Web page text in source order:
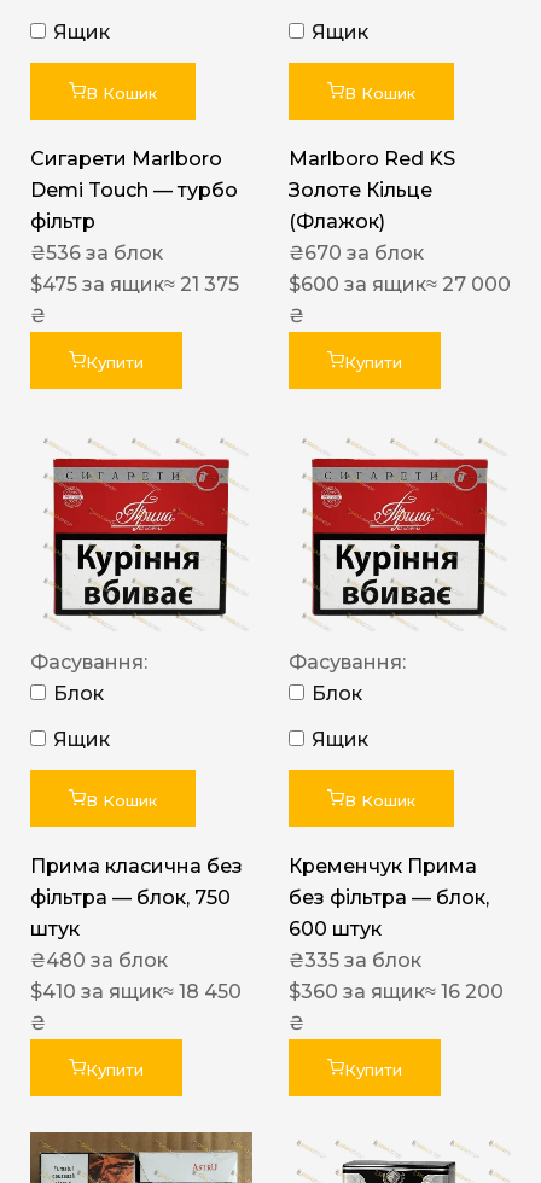
Ящик
В Кошик
Сигарети Marlboro
Demi Touch — турбо
фільтр
₴536 за блок
$475 за ящик≈ 21 375
₴
Купити
Ящик
В Кошик
Marlboro Red KS
Золоте Кільце
(Флажок)
₴670 за блок
$600 за ящик≈ 27 000
₴
Купити
Фасування:
Блок
Ящик
В Кошик
Прима класична без
фільтра — блок, 750
штук
₴480 за блок
$410 за ящик≈ 18 450
₴
Купити
Фасування:
Блок
Ящик
В Кошик
Кременчук Прима
без фільтра — блок,
600 штук
₴335 за блок
$360 за ящик≈ 16 200
₴
Купити